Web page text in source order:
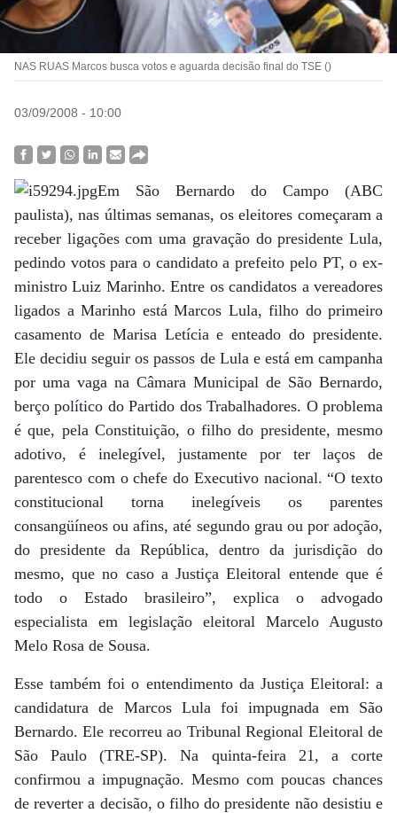
NAS RUAS Marcos busca votos e aguarda decisão final do TSE ()
03/09/2008 - 10:00
Em São Bernardo do Campo (ABC
paulista), nas últimas semanas, os eleitores começaram a
receber ligações com uma gravação do presidente Lula,
pedindo votos para o candidato a prefeito pelo PT, o ex-
ministro Luiz Marinho. Entre os candidatos a vereadores
ligados a Marinho está Marcos Lula, filho do primeiro
casamento de Marisa Letícia e enteado do presidente.
Ele decidiu seguir os passos de Lula e está em campanha
por uma vaga na Câmara Municipal de São Bernardo,
berço político do Partido dos Trabalhadores. O problema
é que, pela Constituição, o filho do presidente, mesmo
adotivo, é inelegível, justamente por ter laços de
parentesco com o chefe do Executivo nacional. “O texto
constitucional torna inelegíveis os parentes
consangüíneos ou afins, até segundo grau ou por adoção,
do presidente da República, dentro da jurisdição do
mesmo, que no caso a Justiça Eleitoral entende que é
todo o Estado brasileiro”, explica o advogado
especialista em legislação eleitoral Marcelo Augusto
Melo Rosa de Sousa.
Esse também foi o entendimento da Justiça Eleitoral: a
candidatura de Marcos Lula foi impugnada em São
Bernardo. Ele recorreu ao Tribunal Regional Eleitoral de
São Paulo (TRE-SP). Na quinta-feira 21, a corte
confirmou a impugnação. Mesmo com poucas chances
de reverter a decisão, o filho do presidente não desistiu e